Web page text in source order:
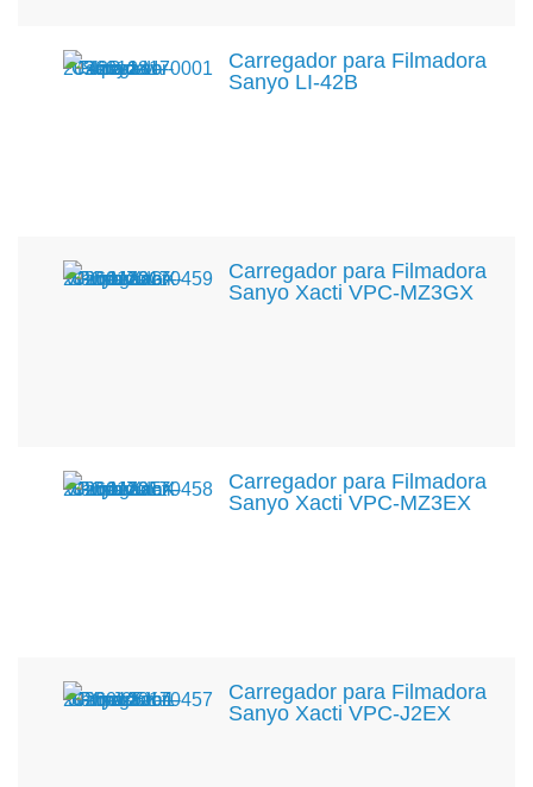
Carregador para Filmadora
Sanyo LI-42B
Carregador para Filmadora
Sanyo Xacti VPC-MZ3GX
Carregador para Filmadora
Sanyo Xacti VPC-MZ3EX
Carregador para Filmadora
Sanyo Xacti VPC-J2EX